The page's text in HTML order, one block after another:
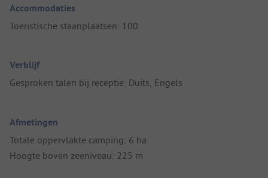
Accommodaties
Toeristische staanplaatsen: 100
Verblijf
Gesproken talen bij receptie: Duits, Engels
Afmetingen
Totale oppervlakte camping: 6 ha
Hoogte boven zeeniveau: 225 m